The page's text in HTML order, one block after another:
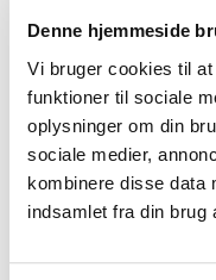
Denne hjemmeside
Vi bruger cookies til
funktioner til sociale
oplysninger om din
sociale medier,
kombinere disse data
indsamlet fra din brug
Bestyrelsesopgaver
Bestyrelsens
opfølgning
Et centralt tema i
om strategiudvikling
stilles der skarpt på dette...